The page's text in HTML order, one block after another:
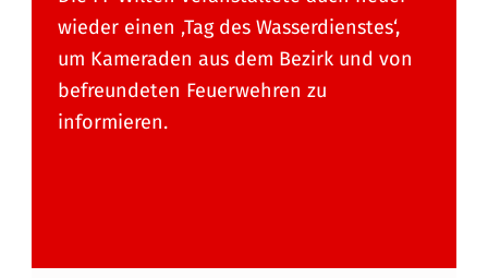
wieder einen ‚Tag des Wasserdienstes‘,
um Kameraden aus dem Bezirk und von
befreundeten Feuerwehren zu
informieren.